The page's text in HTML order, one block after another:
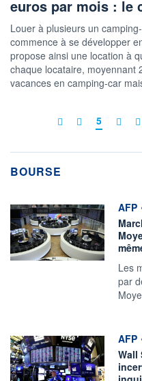
euros par mois : le
Louer à plusieurs un
commence à se développer
propose ainsi une location à
chaque locataire, moyennant
vacances en camping-car
5
BOURSE
AFP
Les
par
AFP
Wall